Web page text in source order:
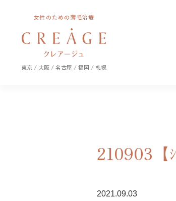
女性のための薄毛治療
東京 / 大阪 / 名古屋 / 福岡 / 札幌
210903【ｼ
2021.09.03